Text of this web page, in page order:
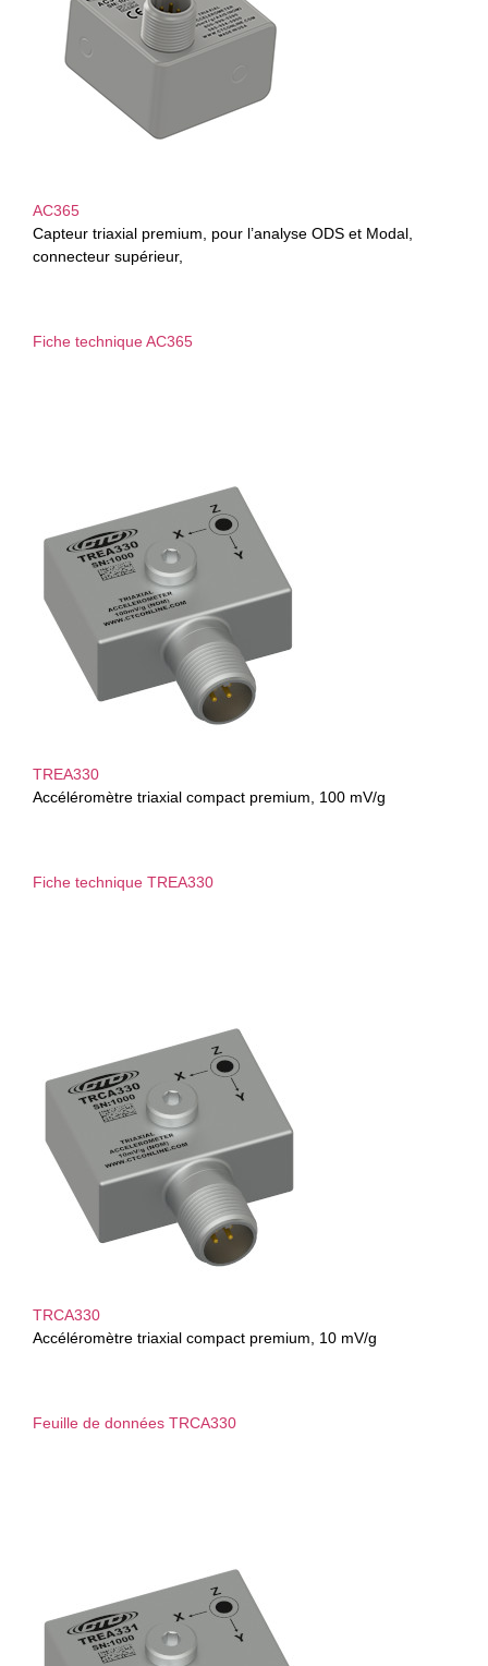
AC365
Capteur triaxial premium, pour l’analyse ODS et Modal,
connecteur supérieur,
Fiche technique AC365
TREA330
Accéléromètre triaxial compact premium, 100 mV/g
Fiche technique TREA330
TRCA330
Accéléromètre triaxial compact premium, 10 mV/g
Feuille de données TRCA330